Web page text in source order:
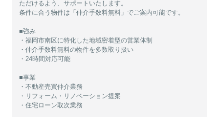
ただけるよう、サポートいたします。
条件に合う物件は「仲介手数料無料」でご案内可能です。
■強み
・福岡市南区に特化した地域密着型の営業体制
・仲介手数料無料の物件を多数取り扱い
・24時間対応可能
■事業
・不動産売買仲介業務
・リフォーム・リノベーション提案
・住宅ローン取次業務